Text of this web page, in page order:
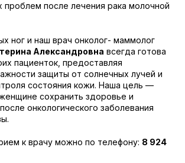
проблем после лечения рака молочной
ног и наш врач онколог- маммолог
Александровна всегда готова
пациенток, предоставляя
защиты от солнечных лучей и
состояния кожи. Наша цель —
сохранить здоровье и
онкологического заболевания
к врачу можно по телефону: 8 924